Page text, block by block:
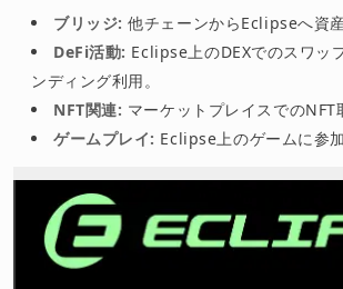
ブリッジ: 他チェーンからEclipseへ資産
DeFi活動: Eclipse上のDEXでのスワッ
ンディング利用。
NFT関連: マーケットプレイスでのNFT
ゲームプレイ: Eclipse上のゲームに参加